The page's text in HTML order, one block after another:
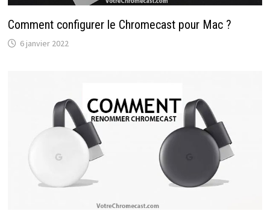
Comment configurer le Chromecast pour Mac ?
6 janvier 2022